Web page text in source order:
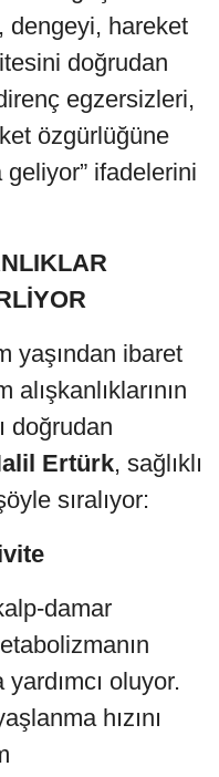
dengeyi, hareket
doğrudan
egzersizleri,
özgürlüğüne
geliyor” ifadelerini
yaşından ibaret
alışkanlıklarının
doğrudan
Ertürk, sağlıklı
sıralıyor:
damar
oluyor.
hızını